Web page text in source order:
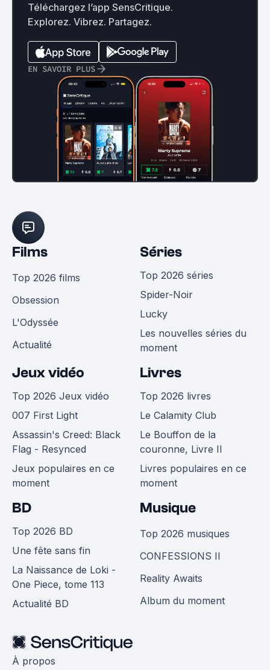
Téléchargez l’app SensCritique.
Explorez. Vibrez. Partagez.
EN SAVOIR PLUS
Films
Top 2026 films
Obsession
L'Odyssée
Actualité
Séries
Top 2026 séries
Spider-Noir
Lucky
Les nouvelles séries du
moment
Jeux vidéo
Top 2026 Jeux vidéo
007 First Light
Assassin's Creed: Black
Flag - Resynced
Jeux populaires en ce
moment
Livres
Top 2026 livres
Le Calamity Club
Le Bouffon de la
couronne, Livre II
Livres populaires en ce
moment
BD
Top 2026 BD
Une fête sans fin
La Naissance de Loki -
One Piece, tome 113
Actualité BD
Musique
Top 2026 musiques
CONFESSIONS II
Reality Awaits
Album du moment
À propos